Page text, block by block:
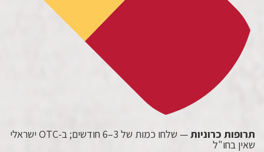
תרופות כרוניות — שלחו כמות של 3–6 חודשים; ב-OTC ישראלי
שאין בחו"ל